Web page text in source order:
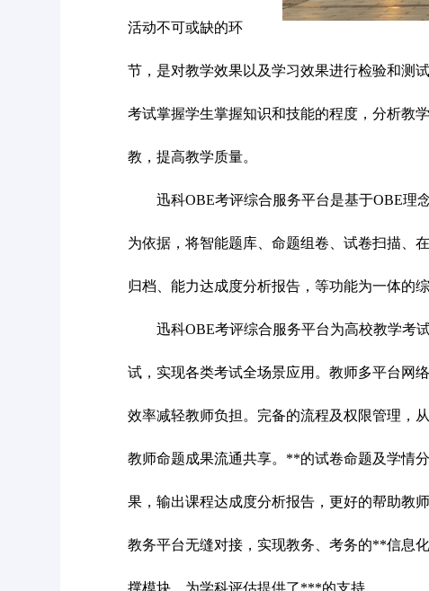
活动不可或缺的环
节，是对教学效果以及学习效果进行检验和测
考试掌握学生掌握知识和技能的程度，分析教
教，提高教学质量。
迅科OBE考评综合服务平台是基于OBE理
为依据，将智能题库、命题组卷、试卷扫描、
归档、能力达成度分析报告，等功能为一体的综
迅科OBE考评综合服务平台为高校教学考
试，实现各类考试全场景应用。教师多平台网
效率减轻教师负担。完备的流程及权限管理，
教师命题成果流通共享。**的试卷命题及学情
果，输出课程达成度分析报告，更好的帮助教
教务平台无缝对接，实现教务、考务的**信息